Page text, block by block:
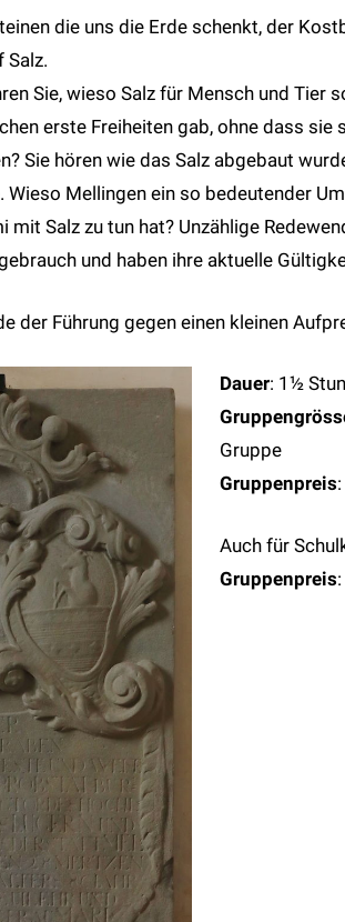
die uns die Erde schenkt, der
Salz.
Sie, wieso Salz für Mensch und Tier
erste Freiheiten gab, ohne dass sie
Sie hören wie das Salz abgebaut
Wieso Mellingen ein so bedeutender
mit Salz zu tun hat? Unzählige
und haben ihre aktuelle
der Führung gegen einen kleinen
Dauer: 1½
Gruppe
Gruppenpreis
Auch für
Gruppenpreis